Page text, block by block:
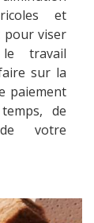
et
pour viser
travail
sur la
paiement
de
votre